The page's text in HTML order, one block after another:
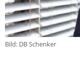
Bild: DB Schenker